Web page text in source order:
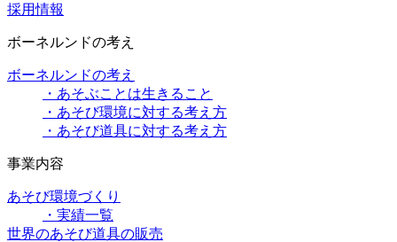
採用情報
ボーネルンドの考え
ボーネルンドの考え
・あそぶことは生きること
・あそび環境に対する考え方
・あそび道具に対する考え方
事業内容
あそび環境づくり
・実績一覧
世界のあそび道具の販売